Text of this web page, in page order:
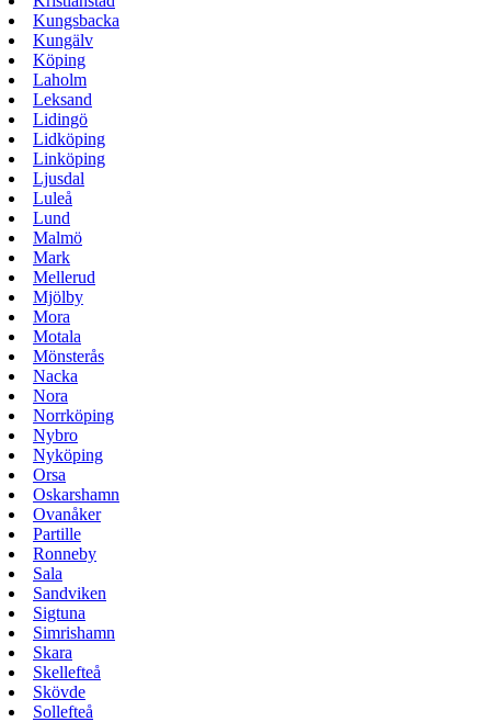
Kungsbacka
Kungälv
Köping
Laholm
Leksand
Lidingö
Lidköping
Linköping
Ljusdal
Luleå
Lund
Malmö
Mark
Mellerud
Mjölby
Mora
Motala
Mönsterås
Nacka
Nora
Norrköping
Nybro
Nyköping
Orsa
Oskarshamn
Ovanåker
Partille
Ronneby
Sala
Sandviken
Sigtuna
Simrishamn
Skara
Skellefteå
Skövde
Sollefteå